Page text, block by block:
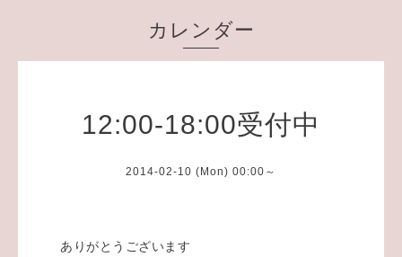
カレンダー
12:00-18:00受付中
2014-02-10 (Mon) 00:00～
ありがとうございます